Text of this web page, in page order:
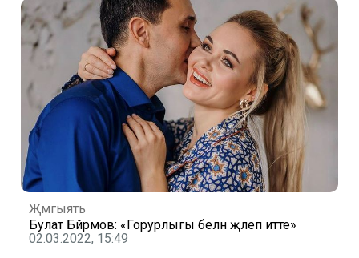
Җәмгыять
Булат Бәйрәмов: «Горурлыгы белән җәлеп итте»
02.03.2022, 15:49